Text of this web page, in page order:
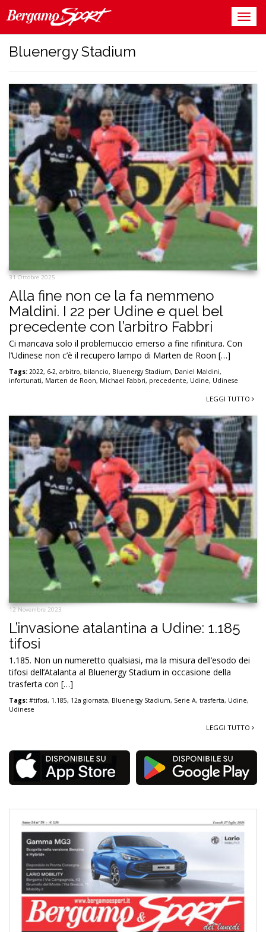
Bluenergy Stadium
31 Ottobre 2025
Alla fine non ce la fa nemmeno
Maldini. I 22 per Udine e quel bel
precedente con l’arbitro Fabbri
Ci mancava solo il problemuccio emerso a fine rifinitura. Con
l’Udinese non c’è il recupero lampo di Marten de Roon […]
Tags: 2022, 6-2, arbitro, bilancio, Bluenergy Stadium, Daniel Maldini,
infortunati, Marten de Roon, Michael Fabbri, precedente, Udine, Udinese
LEGGI TUTTO
12 Novembre 2023
L’invasione atalantina a Udine: 1.185
tifosi
1.185. Non un numeretto qualsiasi, ma la misura dell’esodo dei
tifosi dell’Atalanta al Bluenergy Stadium in occasione della
trasferta con […]
Tags: #tifosi, 1.185, 12a giornata, Bluenergy Stadium, Serie A, trasferta, Udine,
Udinese
LEGGI TUTTO